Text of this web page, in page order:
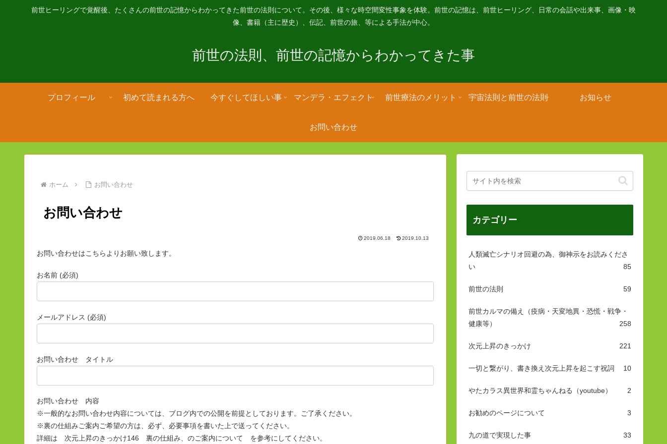
前世ヒーリングで覚醒後、たくさんの前世の記憶からわかってきた前世の法則について。その後、様々な時空間変性事象を体験。前世の記憶は、前世ヒーリング、日常の会話や出来事、画像・映
像、書籍（主に歴史）、伝記、前世の旅、等による手法が中心。
前世の法則、前世の記憶からわかってきた事
プロフィール 初めて読まれる方へ 今すぐしてほしい事 マンデラ・エフェクト 前世療法のメリット 宇宙法則と前世の法則 お知らせ
お問い合わせ
ホーム お問い合わせ
お問い合わせ
2019.06.18 2019.10.13
お問い合わせはこちらよりお願い致します。
お名前 (必須)
メールアドレス (必須)
お問い合わせ タイトル
お問い合わせ 内容
※一般的なお問い合わせ内容については、ブログ内での公開を前提としております。ご了承ください。
※裏の仕組みご案内ご希望の方は、必ず、必要事項を書いた上で送ってください。
詳細は 次元上昇のきっかけ146 裏の仕組み、のご案内について を参考にしてください。
カテゴリー
人類滅亡シナリオ回避の為、御神示をお読みくださ
い
85
前世の法則 59
前世カルマの備え（疫病・天変地異・恐慌・戦争・
健康等）
258
次元上昇のきっかけ 221
一切と繋がり、書き換え次元上昇を起こす祝詞 10
やたカラス異世界和霊ちゃんねる（youtube） 2
お勧めのページについて 3
九の道で実現した事 33